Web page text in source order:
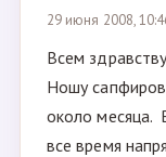
29 июня 2008,
Всем
Ношу
около месяца.
все время